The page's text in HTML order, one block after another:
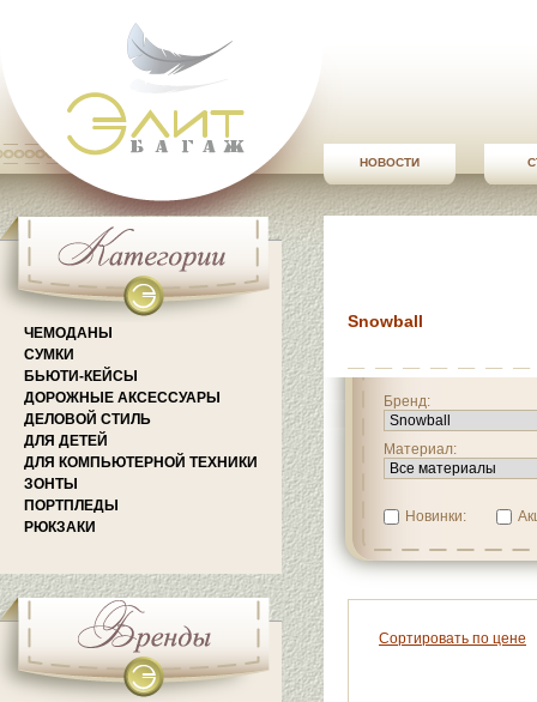
НОВОСТИ
ЧЕМОДАНЫ
СУМКИ
БЬЮТИ-КЕЙСЫ
ДОРОЖНЫЕ АКСЕССУАРЫ
ДЕЛОВОЙ СТИЛЬ
ДЛЯ ДЕТЕЙ
ДЛЯ КОМПЬЮТЕРНОЙ ТЕХНИКИ
ЗОНТЫ
ПОРТПЛЕДЫ
РЮКЗАКИ
Snowball
Бренд:
Материал:
Новинки:
Сортировать по цене